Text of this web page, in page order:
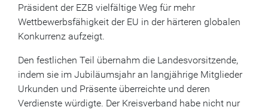
Präsident der EZB vielfältige Weg für mehr
Wettbewerbsfähigkeit der EU in der härteren globalen
Konkurrenz aufzeigt.
Den festlichen Teil übernahm die Landesvorsitzende,
indem sie im Jubiläumsjahr an langjährige Mitglieder
Urkunden und Präsente überreichte und deren
Verdienste würdigte. Der Kreisverband habe nicht nur